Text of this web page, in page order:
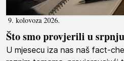
9. kolovoza 2026.
Što smo provjerili u
U mjesecu iza nas naš fact-